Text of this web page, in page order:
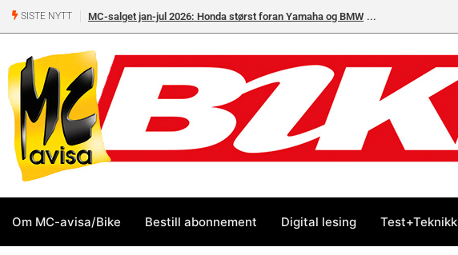
SISTE NYTT MC-salget jan-jul 2026: Honda størst foran Yamaha og BMW
Om MC-avisa/Bike Bestill abonnement Digital lesing Test+Teknikk